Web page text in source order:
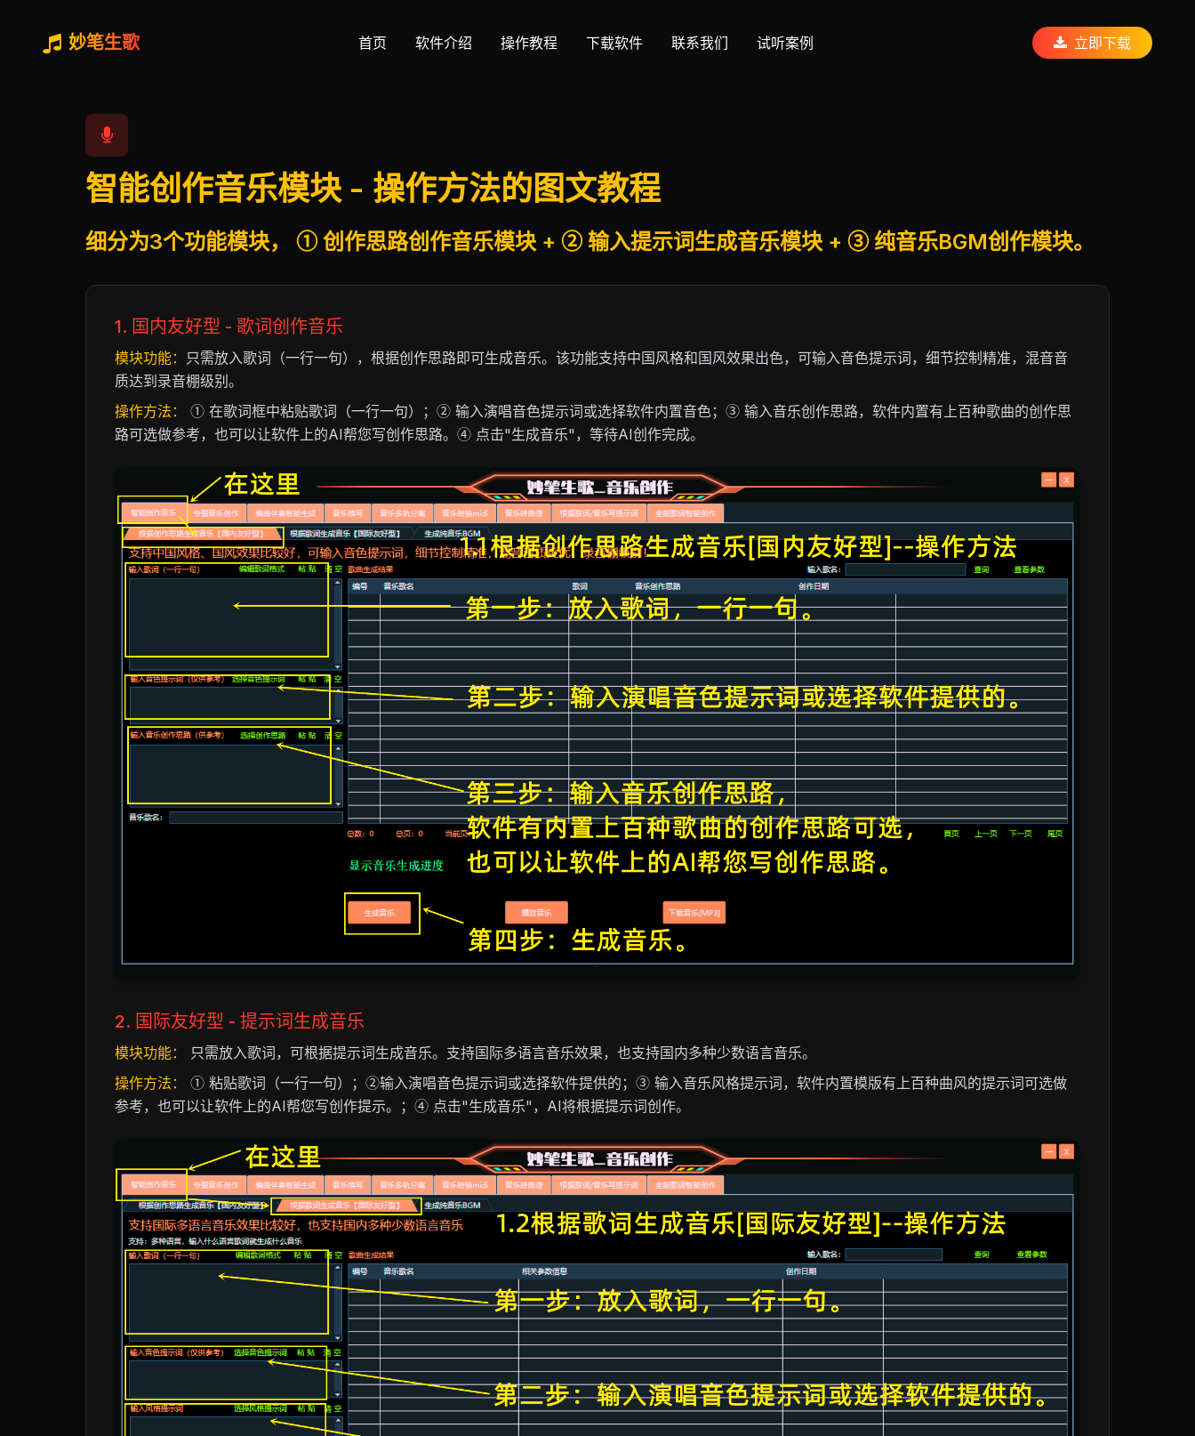
妙笔生歌 首页 软件介绍 操作教程 下载软件 联系我们 试听案例 立即下载
智能创作音乐模块 - 操作方法的图文教程
细分为3个功能模块， ① 创作思路创作音乐模块 + ② 输入提示词生成音乐模块 + ③ 纯音乐BGM创作模块。
1. 国内友好型 - 歌词创作音乐
模块功能： 只需放入歌词（一行一句），根据创作思路即可生成音乐。该功能支持中国风格和国风效果出色，可输入音色提示词，细节控制精准，混音音
质达到录音棚级别。
操作方法：
① 在歌词框中粘贴歌词（一行一句）；② 输入演唱音色提示词或选择软件内置音色；③ 输入音乐创作思路，软件内置有上百种歌曲的创作思
路可选做参考，也可以让软件上的AI帮您写创作思路。④ 点击"生成音乐"，等待AI创作完成。
2. 国际友好型 - 提示词生成音乐
模块功能：
只需放入歌词，可根据提示词生成音乐。支持国际多语言音乐效果，也支持国内多种少数语言音乐。
操作方法：
① 粘贴歌词（一行一句）；②输入演唱音色提示词或选择软件提供的；③ 输入音乐风格提示词，软件内置模版有上百种曲风的提示词可选做
参考，也可以让软件上的AI帮您写创作提示。；④ 点击"生成音乐"，AI将根据提示词创作。